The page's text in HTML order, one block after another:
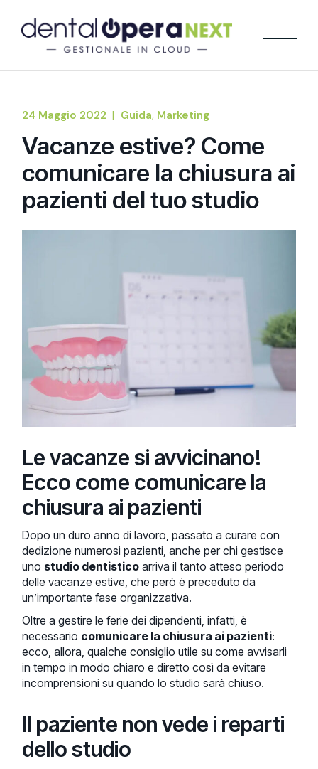
24 Maggio 2022 Guida Marketing
Vacanze estive? Come
comunicare la chiusura ai
pazienti del tuo studio
Le vacanze si avvicinano!
Ecco come comunicare la
chiusura ai pazienti
Dopo un duro anno di lavoro, passato a curare con
dedizione numerosi pazienti, anche per chi gestisce
uno studio dentistico arriva il tanto atteso periodo
delle vacanze estive, che però è preceduto da
un’importante fase organizzativa.
Oltre a gestire le ferie dei dipendenti, infatti, è
necessario comunicare la chiusura ai pazienti:
ecco, allora, qualche consiglio utile su come avvisarli
in tempo in modo chiaro e diretto così da evitare
incomprensioni su quando lo studio sarà chiuso.
Il paziente non vede i reparti
dello studio